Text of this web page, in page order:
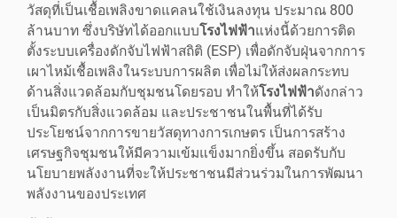
วัสดุที่เป็นเชื้อเพลิงขาดแคลนใช้เงินลงทุน ประมาณ 800
ล้านบาท ซึ่งบริษัทได้ออกแบบโรงไฟฟ้าแห่งนี้ด้วยการติด
ตั้งระบบเครื่องดักจับไฟฟ้าสถิติ (ESP) เพื่อดักจับฝุ่นจากการ
เผาไหม้เชื้อเพลิงในระบบการผลิต เพื่อไม่ให้ส่งผลกระทบ
ด้านสิ่งแวดล้อมกับชุมชนโดยรอบ ทำให้โรงไฟฟ้าดังกล่าว
เป็นมิตรกับสิ่งแวดล้อม และประชาชนในพื้นที่ได้รับ
ประโยชน์จากการขายวัสดุทางการเกษตร เป็นการสร้าง
เศรษฐกิจชุมชนให้มีความเข้มแข็งมากยิ่งขึ้น สอดรับกับ
นโยบายพลังงานที่จะให้ประชาชนมีส่วนร่วมในการพัฒนา
พลังงานของประเทศ